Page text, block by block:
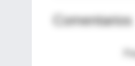
Comentarios